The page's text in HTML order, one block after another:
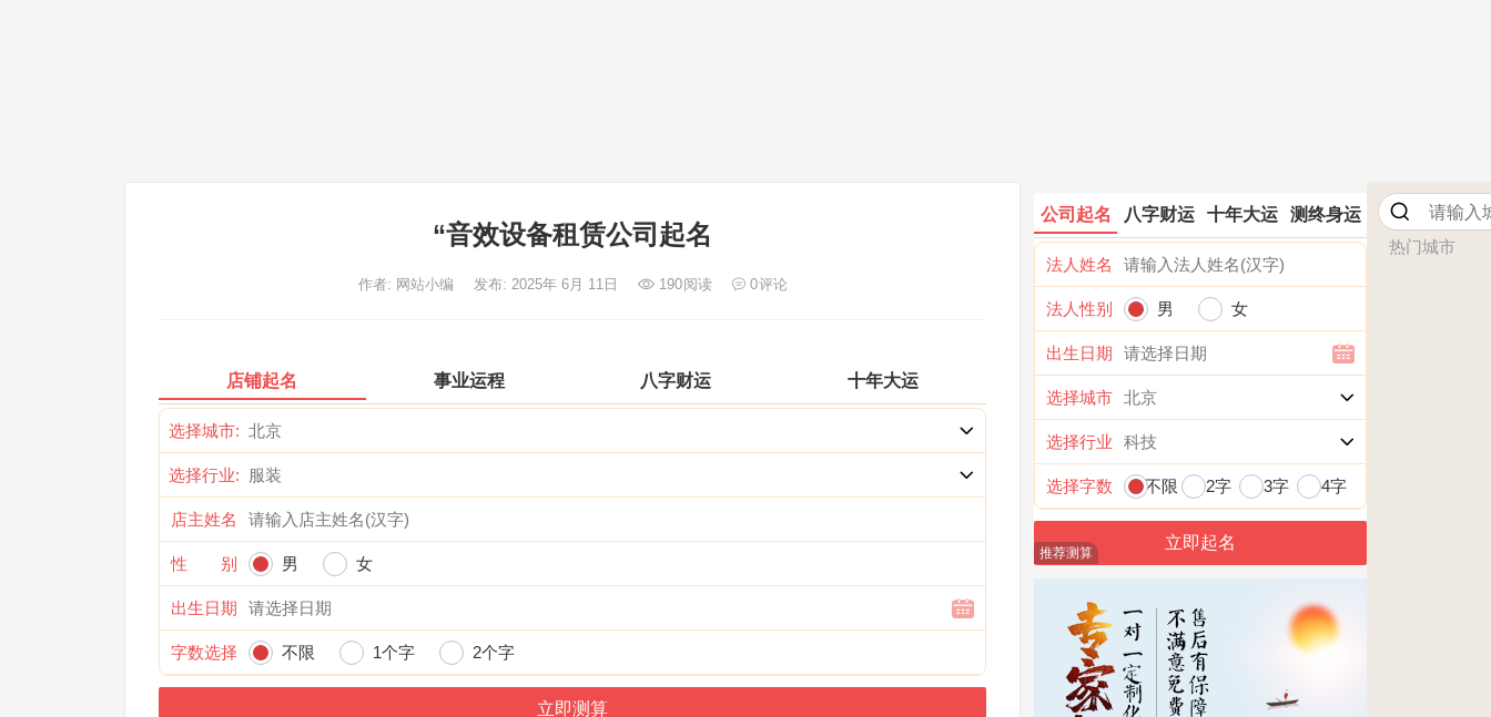
“音效设备租赁公司起名
作者: 网站小编 发布: 2025年 6月 11日 190阅读 0评论
店铺起名 事业运程 八字财运 十年大运
选择城市:
选择行业:
店主姓名
性 别 男 女
出生日期
字数选择 不限 1个字 2个字
公司起名 八字财运 十年大运 测终身运
法人姓名
法人性别 男 女
出生日期
选择城市
选择行业
选择字数 不限 2字 3字 4字
热门城市
推荐测算